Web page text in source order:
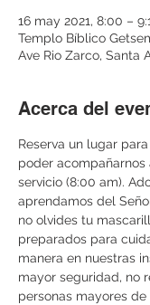
16 may 2021, 8:00 –
Templo Bíblico
Ave Rio Zarco, Santa
Acerca del
Reserva un lugar
poder
servicio (8:00 am).
aprendamos del
no olvides tu
preparados para
manera en nuestras
mayor seguridad, no
personas mayores